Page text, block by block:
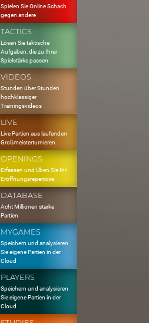
Spielen Sie Online Schach
gegen andere
TACTICS
Lösen Sie taktische
Aufgaben, die zu Ihrer
Spielstärke passen
VIDEOS
Stunden über Stunden
hochklassiger
Trainingsvideos
LIVE
Live Partien aus laufenden
Großmeisterturnieren
OPENINGS
Erfassen und Üben Sie Ihr
Eröffnungsrepertoire
DATABASE
Acht Millionen starke
Partien
MYGAMES
Speichern und analysieren
Sie eigene Partien in der
Cloud
PLAYERS
Speichern und analysieren
Sie eigene Partien in der
Cloud